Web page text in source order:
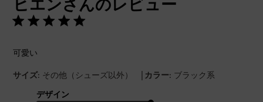
ヒエンさんのレビュー
可愛い
サイズ: その他（シューズ以外） | カラー: ブラック系
デザイン